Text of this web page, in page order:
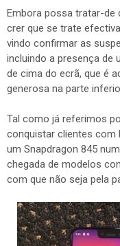
Embora possa tratar-de
crer que se trate
vindo confirmar as
incluindo a presença de
de cima do ecrã, que é
generosa na parte
Tal como já referimos
conquistar clientes com
um Snapdragon 845
chegada de modelos
com que não seja pela